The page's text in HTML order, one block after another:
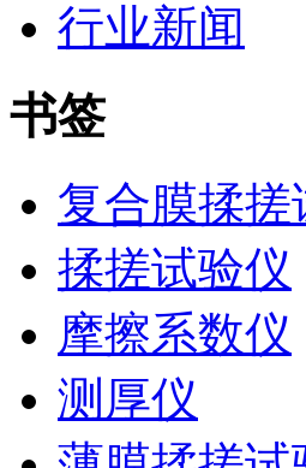
行业新闻
书签
复合膜揉搓
揉搓试验仪
摩擦系数仪
测厚仪